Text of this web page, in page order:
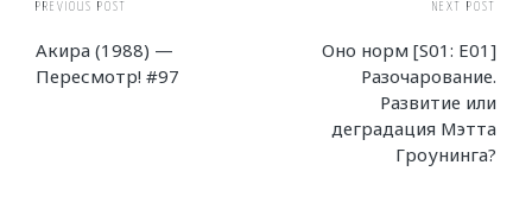
Post
navigation
PREVIOUS POST
Акира (1988) —
Пересмотр! #97
NEXT POST
Оно норм [S01: E01]
Разочарование.
Развитие или
деградация Мэтта
Гроунинга?